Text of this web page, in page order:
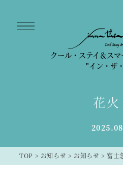
クール・ステイ＆ス
"イン・ザ
花火
TOP > お知らせ > お知らせ > 富士急